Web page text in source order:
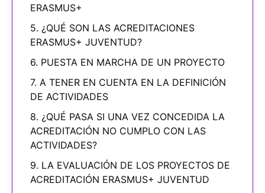
ERASMUS+
5. ¿QUÉ SON LAS ACREDITACIONES
ERASMUS+ JUVENTUD?
6. PUESTA EN MARCHA DE UN PROYECTO
7. A TENER EN CUENTA EN LA DEFINICIÓN
DE ACTIVIDADES
8. ¿QUÉ PASA SI UNA VEZ CONCEDIDA LA
ACREDITACIÓN NO CUMPLO CON LAS
ACTIVIDADES?
9. LA EVALUACIÓN DE LOS PROYECTOS DE
ACREDITACIÓN ERASMUS+ JUVENTUD